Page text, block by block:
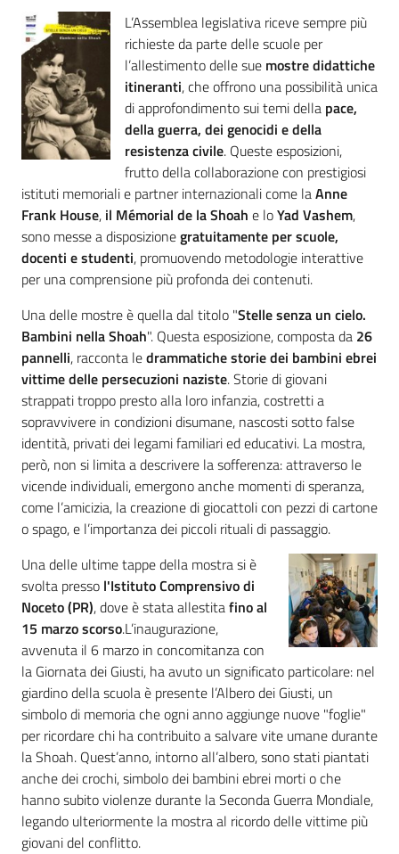
Seguici
su
Assemblea
legislativa
Assemblea
Attività
Argomenti
Per i media
Per i cittadini
L’Assemblea legislativa riceve sempre più
richieste da parte delle scuole per
l’allestimento delle sue mostre didattiche
itineranti, che offrono una possibilità unica
di approfondimento sui temi della pace,
della guerra, dei genocidi e della
resistenza civile. Queste esposizioni,
frutto della collaborazione con prestigiosi
istituti memoriali e partner internazionali come laAnne
Frank House, il Mémorial de la Shoah e loYad Vashem,
sono messe a disposizionegratuitamente per scuole,
docenti e studenti, promuovendo metodologie interattive
per una comprensione più profonda dei contenuti.
Una delle mostre è quella dal titolo "Stelle senza un cielo.
Bambini nella Shoah". Questa esposizione, composta da 26
pannelli, racconta ledrammatiche storie dei bambini ebrei
vittime delle persecuzioni naziste. Storie di giovani
strappati troppo presto alla loro infanzia, costretti a
sopravvivere in condizioni disumane, nascosti sotto false
identità, privati dei legami familiari ed educativi. La mostra,
però, non si limita a descrivere la sofferenza: attraverso le
vicende individuali, emergono anche momenti di speranza,
come l’amicizia, la creazione di giocattoli con pezzi di cartone
o spago, e l’importanza dei piccoli rituali di passaggio.
Una delle ultime tappe della mostra si è
svolta presso l'Istituto Comprensivo di
Noceto (PR), dove è stata allestitafino al
15 marzo scorso.L’inaugurazione,
avvenuta il 6 marzo in concomitanza con
la Giornata dei Giusti, ha avuto un significato particolare: nel
giardino della scuola è presente l’Albero dei Giusti, un
simbolo di memoria che ogni anno aggiunge nuove "foglie"
per ricordare chi ha contribuito a salvare vite umane durante
la Shoah. Quest’anno, intorno all’albero, sono stati piantati
anche dei crochi, simbolo dei bambini ebrei morti o che
hanno subito violenze durante la Seconda Guerra Mondiale,
legando ulteriormente la mostra al ricordo delle vittime più
giovani del conflitto.